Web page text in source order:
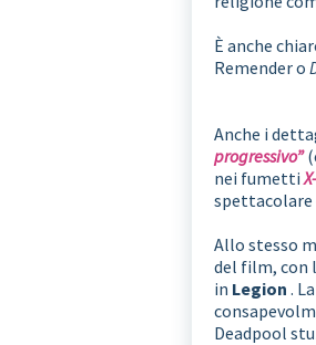
È anche
Remender o
Anche i
progressivo”
nei fumetti
spettacolare
Allo stesso
del film, con
in Legion .
Deadpool